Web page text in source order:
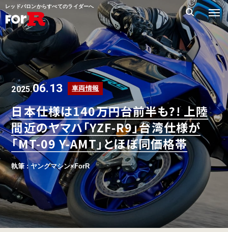
レッドバロンからすべてのライダーへ
2025.06.13 車両情報
日本仕様は140万円台前半も?! 上陸
間近のヤマハ「YZF-R9」台湾仕様が
「MT-09 Y-AMT」とほぼ同価格帯
執筆 : ヤングマシン×ForR